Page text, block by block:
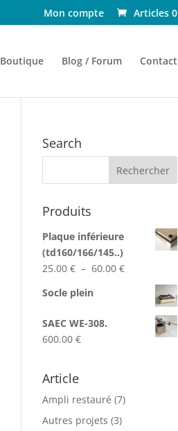
Mon compte Articles 0
Boutique Blog / Forum Contact
Search
Produits
Plaque inférieure
(td160/166/145..)
25.00€ – 60.00€Plage
25.00 €
Socle plein
SAEC WE-308.
600.00€
Article
Ampli restauré (7)
Autres projets (3)